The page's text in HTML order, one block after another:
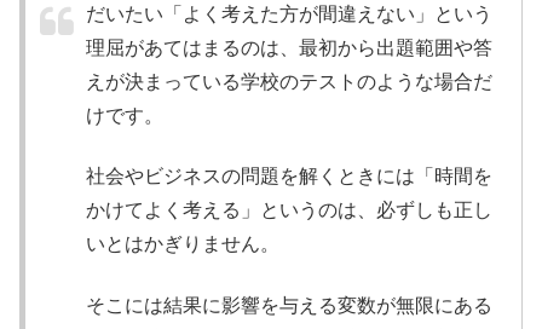
だいたい「よく考えた方が間違えない」という
理屈があてはまるのは、最初から出題範囲や答
えが決まっている学校のテストのような場合だ
けです。
社会やビジネスの問題を解くときには「時間を
かけてよく考える」というのは、必ずしも正し
いとはかぎりません。
そこには結果に影響を与える変数が無限にある